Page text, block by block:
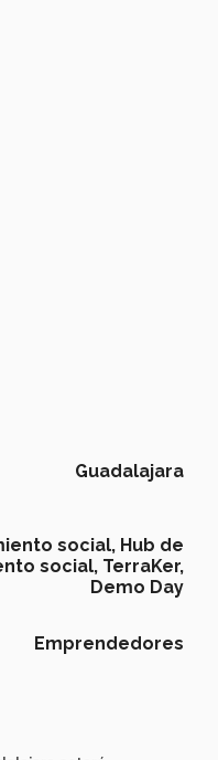
Guadalajara
social, Hub de
social, TerraKer,
Demo Day
Emprendedores